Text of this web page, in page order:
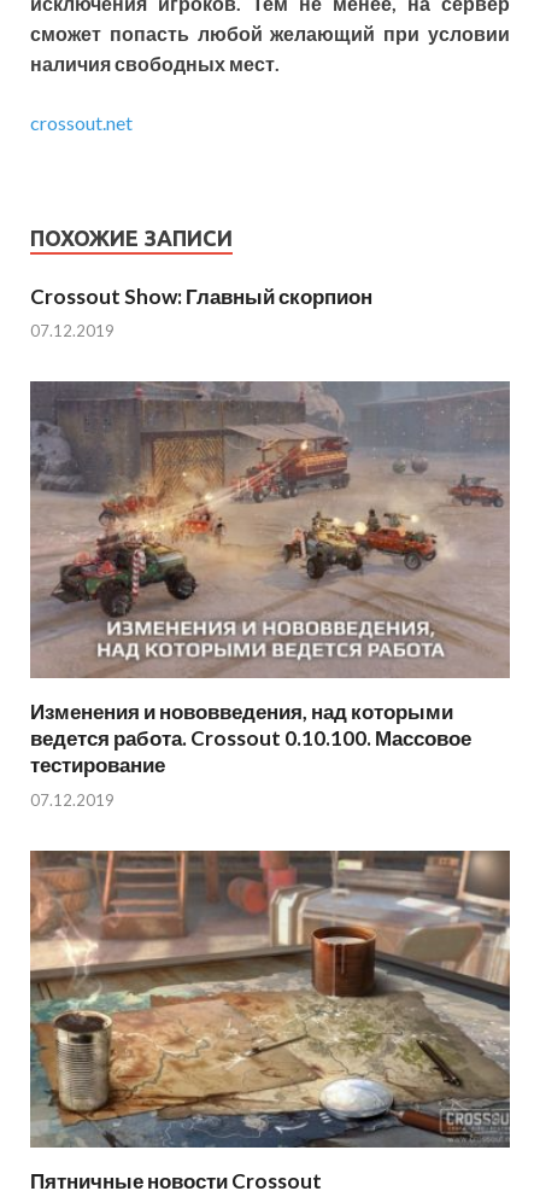
сможет попасть любой желающий при условии
наличия свободных мест.
crossout.net
ПОХОЖИЕ ЗАПИСИ
Crossout Show: Главный скорпион
07.12.2019
Изменения и нововведения, над которыми
ведется работа. Crossout 0.10.100. Массовое
тестирование
07.12.2019
Пятничные новости Crossout